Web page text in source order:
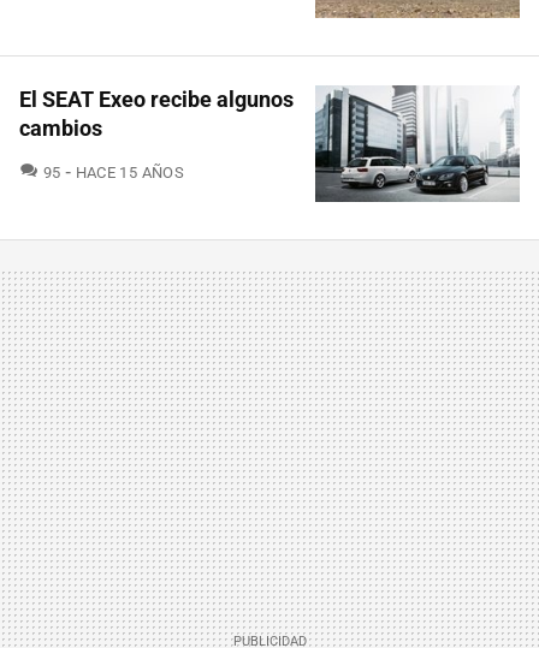
El SEAT Exeo recibe algunos
cambios
95 COMENTARIOS
HACE 15 AÑOS